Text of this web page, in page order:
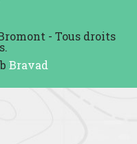
- Tous droits
Bravad